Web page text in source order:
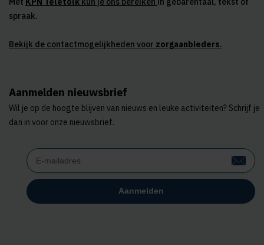
spraak.
Bekijk de contactmogelijkheden voor zorgaanbieders.
Aanmelden nieuwsbrief
Wil je op de hoogte blijven van nieuws en leuke activiteiten? Schrijf je
dan in voor onze nieuwsbrief.